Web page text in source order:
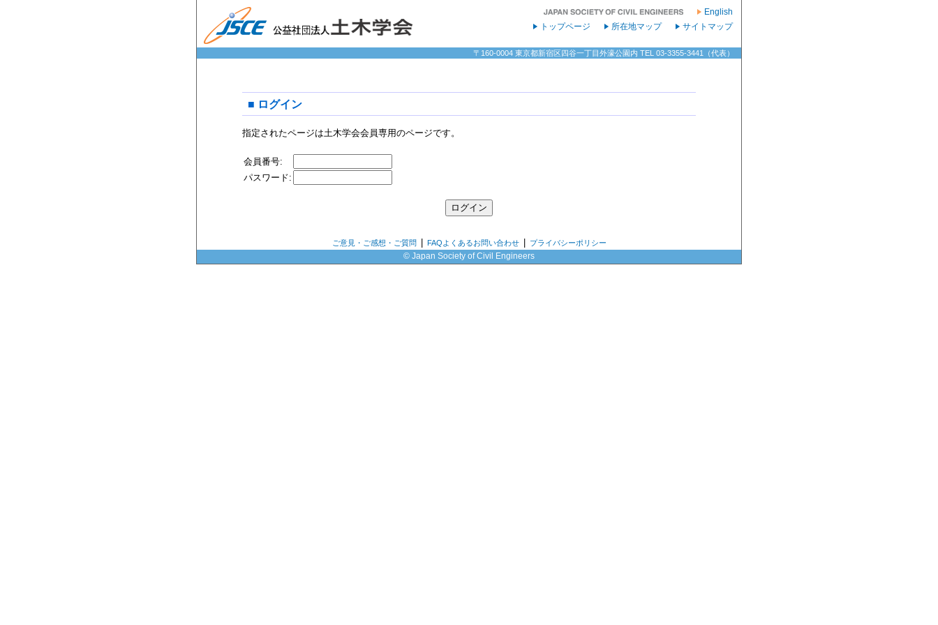
English
サイトマップ
所在地マップ
トップページ
〒160-0004 東京都新宿区四谷一丁目外濠公園内 TEL 03-3355-3441（代表）
■ ログイン
指定されたページは土木学会会員専用のページです。
会員番号:
パスワード:
ご意見・ご感想・ご質問 FAQよくあるお問い合わせ プライバシーポリシー
© Japan Society of Civil Engineers